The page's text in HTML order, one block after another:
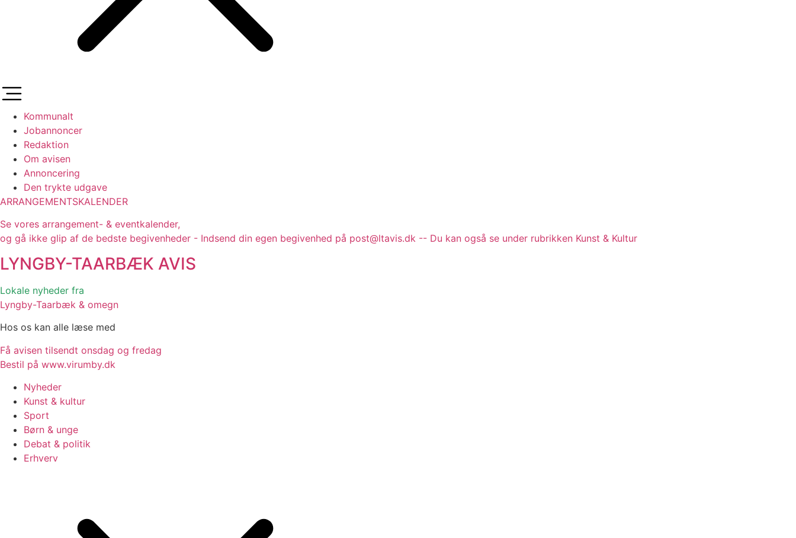
Kommunalt
Jobannoncer
Redaktion
Om avisen
Annoncering
Den trykte udgave
ARRANGEMENTSKALENDER
Se vores arrangement- & eventkalender,
og gå ikke glip af de bedste begivenheder - Indsend din egen begivenhed på post@ltavis.dk -- Du kan også se under rubrikken Kunst & Kultur
LYNGBY-TAARBÆK AVIS
Lokale nyheder fra
Lyngby-Taarbæk & omegn
Hos os kan alle læse med
Få avisen tilsendt onsdag og fredag
Bestil på www.virumby.dk
Nyheder
Kunst & kultur
Sport
Børn & unge
Debat & politik
Erhverv